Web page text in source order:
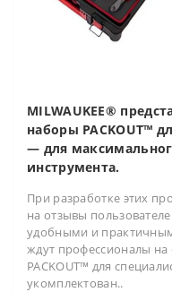
MILWAUKEE®
наборы PACKOUT™
— для
инструмента.
При разработке этих
на отзывы
удобными и
ждут профессионалы
PACKOUT™ для
укомплектован..